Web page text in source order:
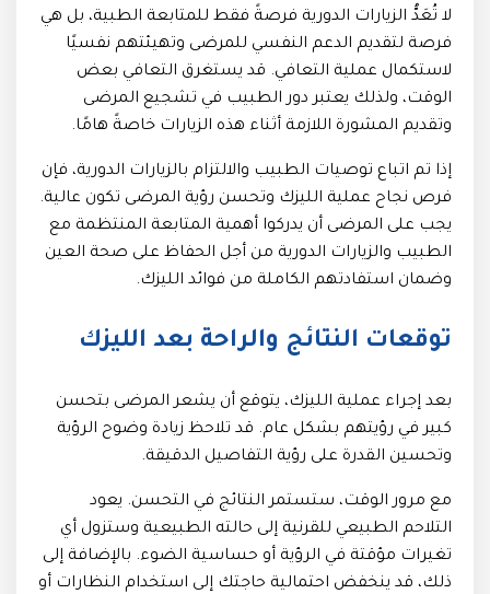
لا تُعَدُّ الزيارات الدورية فرصةً فقط للمتابعة الطبية، بل هي
فرصة لتقديم الدعم النفسي للمرضى وتهيئتهم نفسيًا
لاستكمال عملية التعافي. قد يستغرق التعافي بعض
الوقت، ولذلك يعتبر دور الطبيب في تشجيع المرضى
وتقديم المشورة اللازمة أثناء هذه الزيارات خاصةً هامًا.
إذا تم اتباع توصيات الطبيب والالتزام بالزيارات الدورية، فإن
فرص نجاح عملية الليزك وتحسن رؤية المرضى تكون عالية.
يجب على المرضى أن يدركوا أهمية المتابعة المنتظمة مع
الطبيب والزيارات الدورية من أجل الحفاظ على صحة العين
وضمان استفادتهم الكاملة من فوائد الليزك.
توقعات النتائج والراحة بعد الليزك
بعد إجراء عملية الليزك، يتوقع أن يشعر المرضى بتحسن
كبير في رؤيتهم بشكل عام. قد تلاحظ زيادة وضوح الرؤية
وتحسين القدرة على رؤية التفاصيل الدقيقة.
مع مرور الوقت، ستستمر النتائج في التحسن. يعود
التلاحم الطبيعي للقرنية إلى حالته الطبيعية وستزول أي
تغيرات مؤقتة في الرؤية أو حساسية الضوء. بالإضافة إلى
ذلك، قد ينخفض احتمالية حاجتك إلى استخدام النظارات أو